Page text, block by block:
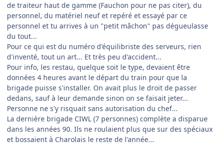
de traiteur haut de gamme (Fauchon pour ne pas citer), du
personnel, du matériel neuf et repéré et essayé par ce
personnel et tu arrives à un "petit mâchon" pas dégueulasse
du tout...
Pour ce qui est du numéro d'équilibriste des serveurs, rien
d'inventé, tout un art... Et très peu d'accident...
Pour info, les restau, quelque soit le type, devaient être
données 4 heures avant le départ du train pour que la
brigade puisse s'installer. On avait plus le droit de passer
dedans, sauf à leur demande sinon on se faisait jeter...
Personne ne s'y risquait sans autorisation du chef...
La dernière brigade CIWL (7 personnes) complète a disparue
dans les années 90. Ils ne roulaient plus que sur des spéciaux
et bossaient à Charolais le reste de l'année...